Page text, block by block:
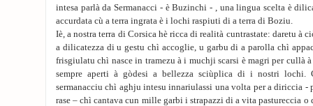
intesa parlà da Sermanacci - è Buzinchi - , una lingua scelta è
accurdata cù a terra ingrata è i lochi raspiuti di a terra di Boziu.
Iè, a nostra terra di Corsica hè ricca di realità cuntrastate: daretu à
a dilicatezza di u gestu chì accoglie, u garbu di a parolla chì
frisgiulatu chì nasce in tramezu à i muchji scarsi è magri per cullà
sempre aperti à gòdesi a bellezza sciùplica di i nostri lochi.
sermanacciu chì aghju intesu innariulassi una volta per a diriccia -
rase – chì cantava cun mille garbi i strapazzi di a vita pastureccia